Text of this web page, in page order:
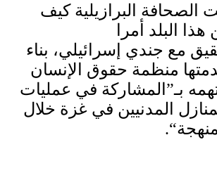
الصحافة البرازيلية كيف
البلد أمرا
مع جندي إسرائيلي، بناء
منظمة حقوق الإنسان
بـ”المشاركة في عمليات
المدنيين في غزة خلال